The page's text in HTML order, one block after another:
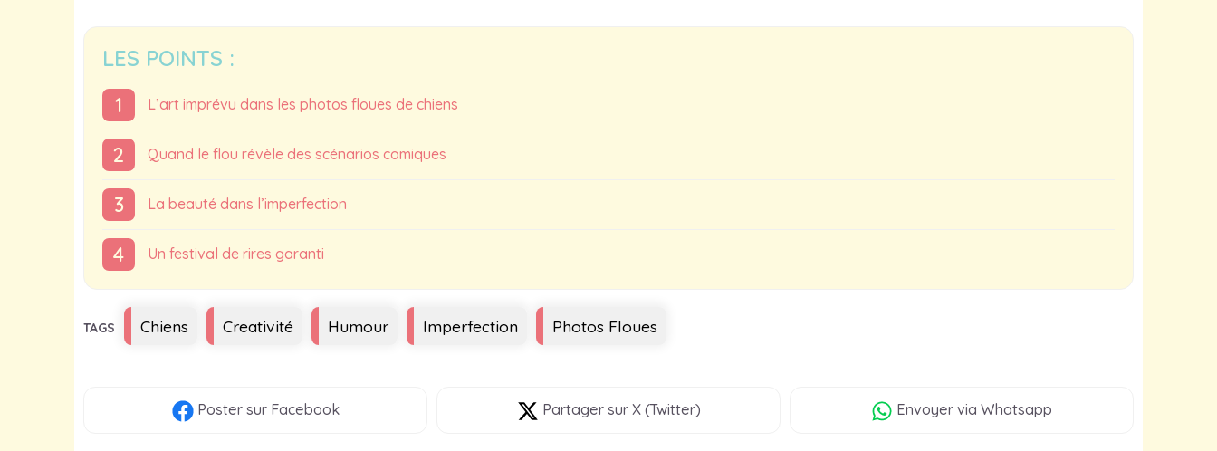
LES POINTS :
L’art imprévu dans les photos floues de chiens
Quand le flou révèle des scénarios comiques
La beauté dans l’imperfection
Un festival de rires garanti
Étiquettes
Chiens Creativité Humour Imperfection Photos Floues
Postersur Facebook Partagersur X (Twitter) Envoyer via Whatsapp